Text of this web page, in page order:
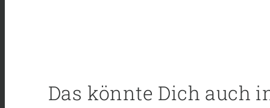
Das könnte Dich auch